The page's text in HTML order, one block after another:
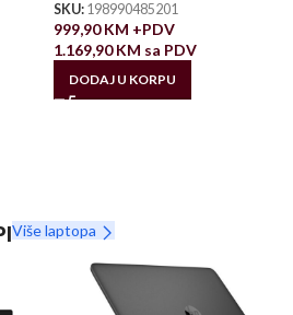
SKU: 198990485201
999,90KM +PDV
1.169,90KM sa PDV
DODAJ U KORPU
Više laptopa